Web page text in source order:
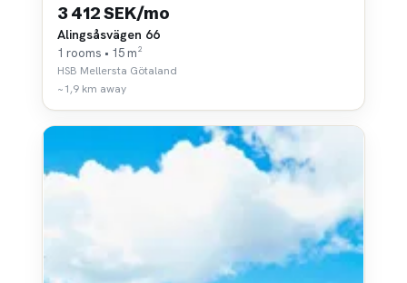
3 412 SEK/mo
Alingsåsvägen 66
1 rooms • 15 m²
HSB Mellersta Götaland
~1,9 km away